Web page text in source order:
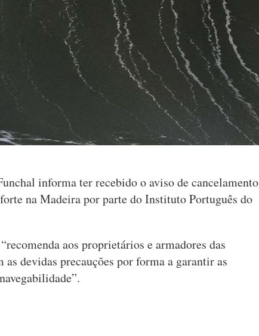
informa ter recebido o aviso de cancelamento
na Madeira por parte do Instituto Português do
aos proprietários e armadores das
as devidas precauções por forma a garantir as